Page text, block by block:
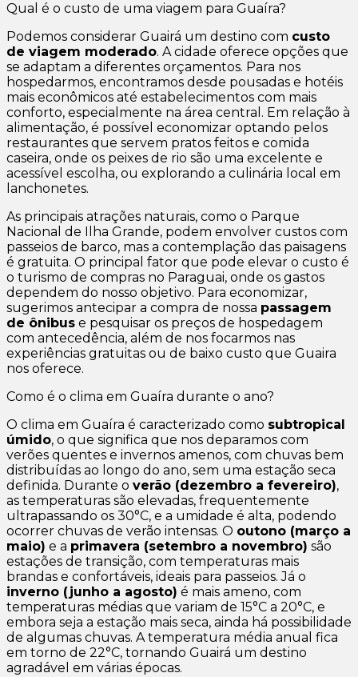
Qual é o custo de uma viagem para Guaíra?
Podemos considerar Guairá um destino com custo
de viagem moderado. A cidade oferece opções que
se adaptam a diferentes orçamentos. Para nos
hospedarmos, encontramos desde pousadas e hotéis
mais econômicos até estabelecimentos com mais
conforto, especialmente na área central. Em relação à
alimentação, é possível economizar optando pelos
restaurantes que servem pratos feitos e comida
caseira, onde os peixes de rio são uma excelente e
acessível escolha, ou explorando a culinária local em
lanchonetes.
As principais atrações naturais, como o Parque
Nacional de Ilha Grande, podem envolver custos com
passeios de barco, mas a contemplação das paisagens
é gratuita. O principal fator que pode elevar o custo é
o turismo de compras no Paraguai, onde os gastos
dependem do nosso objetivo. Para economizar,
sugerimos antecipar a compra de nossa passagem
de ônibus e pesquisar os preços de hospedagem
com antecedência, além de nos focarmos nas
experiências gratuitas ou de baixo custo que Guaira
nos oferece.
Como é o clima em Guaíra durante o ano?
O clima em Guaíra é caracterizado como subtropical
úmido, o que significa que nos deparamos com
verões quentes e invernos amenos, com chuvas bem
distribuídas ao longo do ano, sem uma estação seca
definida. Durante o verão (dezembro a fevereiro),
as temperaturas são elevadas, frequentemente
ultrapassando os 30°C, e a umidade é alta, podendo
ocorrer chuvas de verão intensas. O outono (março a
maio) e a primavera (setembro a novembro) são
estações de transição, com temperaturas mais
brandas e confortáveis, ideais para passeios. Já o
inverno (junho a agosto) é mais ameno, com
temperaturas médias que variam de 15°C a 20°C, e
embora seja a estação mais seca, ainda há possibilidade
de algumas chuvas. A temperatura média anual fica
em torno de 22°C, tornando Guairá um destino
agradável em várias épocas.